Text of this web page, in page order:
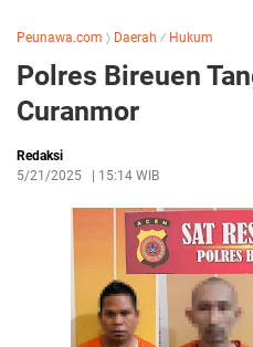
Peunawa.com 〉 Daerah ⁄ Hukum
Polres Bireuen
Curanmor
Redaksi
5/21/2025
15:14 WIB